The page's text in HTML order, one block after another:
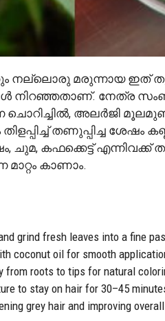
നല്ലൊരു മരുന്നായ ഇത്
നേത്ര
അലർജി
തിളപ്പിച്ച് തണുപ്പിച്ച
കഫക്കെട്ട് എന്നിവക്ക്
മാറ്റം കാണാം.
grind fresh leaves into a fine
coconut oil for smooth
from roots to tips for natural
to stay on hair for 30–45
grey hair and improving